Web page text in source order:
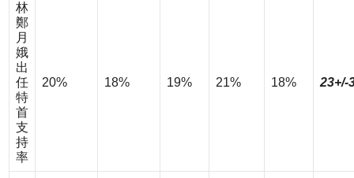
林
鄭
月
娥
出
任
特
首
支
持
率
20% 18% 19% 21% 18% 23+/-